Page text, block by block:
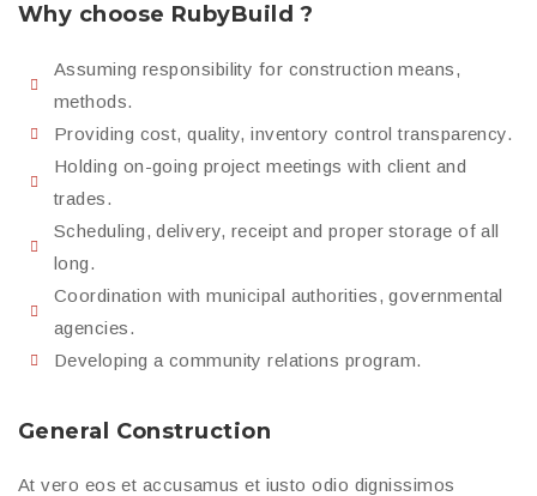
Why choose RubyBuild ?
Assuming responsibility for construction means,
methods.
Providing cost, quality, inventory control transparency.
Holding on-going project meetings with client and
trades.
Scheduling, delivery, receipt and proper storage of all
long.
Coordination with municipal authorities, governmental
agencies.
Developing a community relations program.
General Construction
At vero eos et accusamus et iusto odio dignissimos